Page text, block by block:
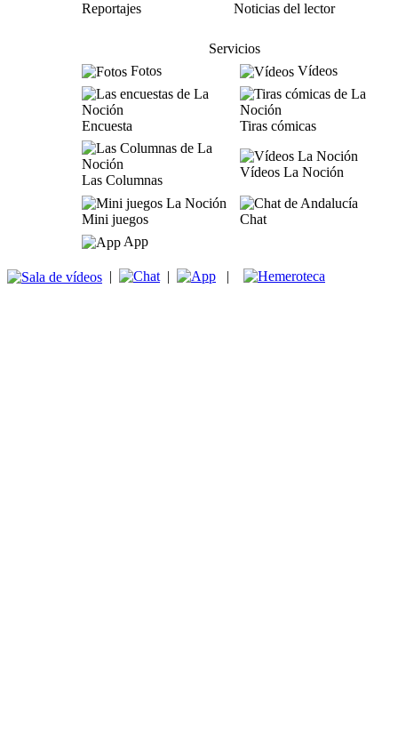
Reportajes
Noticias del lector
Servicios
Fotos
Vídeos
Encuesta Tiras cómicas
Las Columnas
Vídeos La Noción
Mini juegos
Chat
App
| | |